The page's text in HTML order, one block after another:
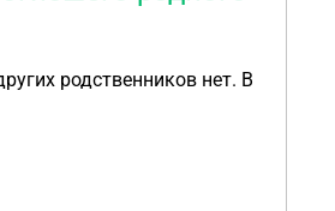
родственников нет. В